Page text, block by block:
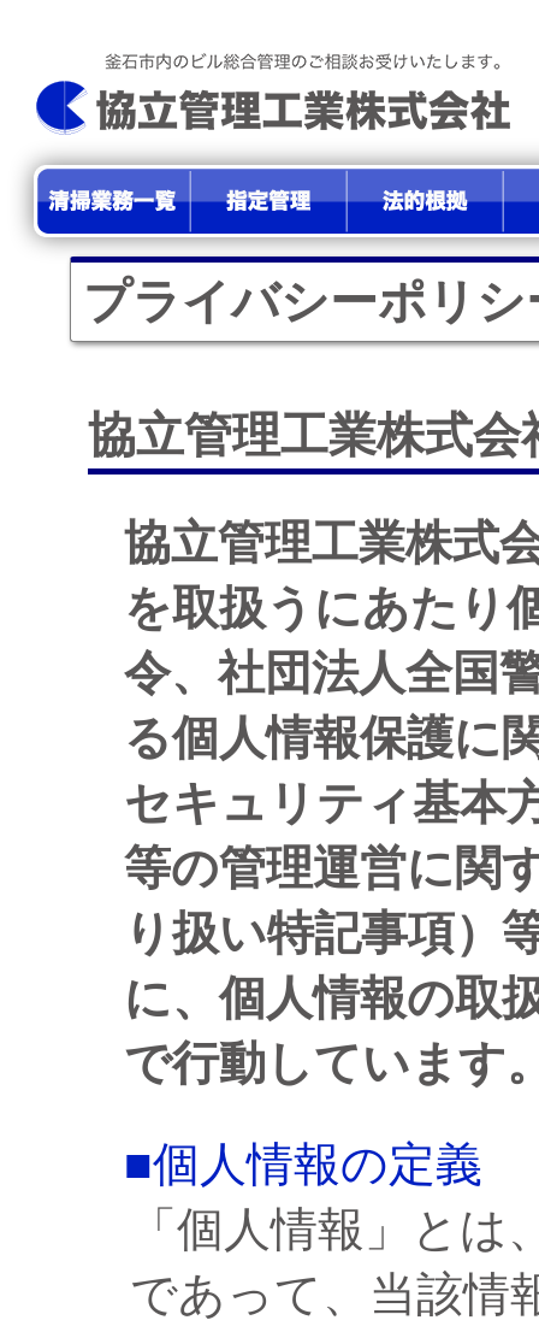
プライバシーポリシ
協立管理工業株式
協立管理工業株式
を取扱うにあたり
令、社団法人全国
る個人情報保護に
セキュリティ基本
等の管理運営に関
り扱い特記事項）
に、個人情報の取
で行動しています
■個人情報の定義
「個人情報」と
であって、当該情